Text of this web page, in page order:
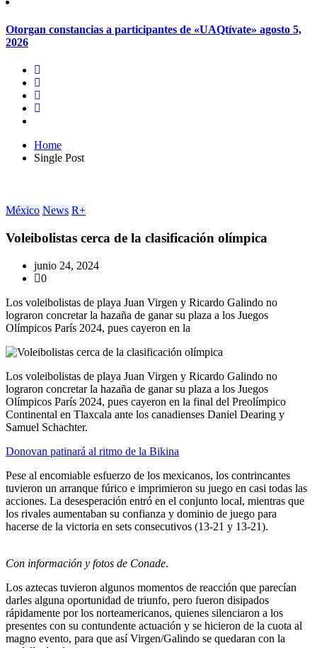
Otorgan constancias a participantes de «UAQtívate» agosto 5,
2026
Home
Single Post
México News R+
Voleibolistas cerca de la clasificación olímpica
junio 24, 2024
0
Los voleibolistas de playa Juan Virgen y Ricardo Galindo no
lograron concretar la hazaña de ganar su plaza a los Juegos
Olímpicos París 2024, pues cayeron en la
Los voleibolistas de playa Juan Virgen y Ricardo Galindo no
lograron concretar la hazaña de ganar su plaza a los Juegos
Olímpicos París 2024, pues cayeron en la final del Preolímpico
Continental en Tlaxcala ante los canadienses Daniel Dearing y
Samuel Schachter.
Donovan patinará al ritmo de la Bikina
Pese al encomiable esfuerzo de los mexicanos, los contrincantes
tuvieron un arranque fúrico e imprimieron su juego en casi todas las
acciones. La desesperación entró en el conjunto local, mientras que
los rivales aumentaban su confianza y dominio de juego para
hacerse de la victoria en sets consecutivos (13-21 y 13-21).
Con información y fotos de Conade.
Los aztecas tuvieron algunos momentos de reacción que parecían
darles alguna oportunidad de triunfo, pero fueron disipados
rápidamente por los norteamericanos, quienes silenciaron a los
presentes con su contundente actuación y se hicieron de la cuota al
magno evento, para que así Virgen/Galindo se quedaran con la